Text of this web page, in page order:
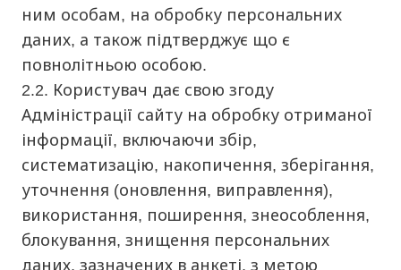
ним особам, на обробку персональних
даних, а також підтверджує що є
повнолітньою особою.
2.2. Користувач дає свою згоду
Адміністрації сайту на обробку отриманої
інформації, включаючи збір,
систематизацію, накопичення, зберігання,
уточнення (оновлення, виправлення),
використання, поширення, знеособлення,
блокування, знищення персональних
даних, зазначених в анкеті, з метою